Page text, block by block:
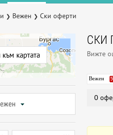
❯ Вежен ❯ Ски оферти
картата
СКИ
Вижте
Вежен
0